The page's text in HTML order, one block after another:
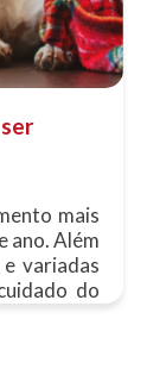
mais
ano. Além
variadas
do